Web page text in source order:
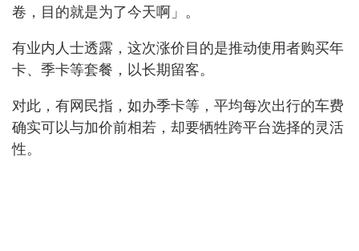
卷，目的就是为了今天啊」。
有业内人士透露，这次涨价目的是推动使用者购买年
卡、季卡等套餐，以长期留客。
对此，有网民指，如办季卡等，平均每次出行的车费
确实可以与加价前相若，却要牺牲跨平台选择的灵活
性。